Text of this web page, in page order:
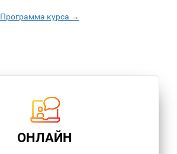
Программа курса →
ОНЛАЙН